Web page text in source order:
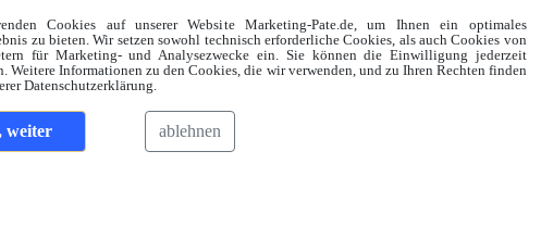
Cookies auf unserer Website Marketing-Pate.de, um Ihnen ein optimales
zu bieten. Wir setzen sowohl technisch erforderliche Cookies, als auch Cookies von
für Marketing- und Analysezwecke ein. Sie können die Einwilligung jederzeit
Weitere Informationen zu den Cookies, die wir verwenden, und zu Ihren Rechten finden
Datenschutzerklärung.
weiter ablehnen
Migration